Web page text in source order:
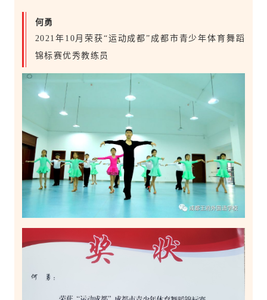
何勇
2021年10月荣获“运动成都”成都市青少年体育舞蹈
锦标赛优秀教练员